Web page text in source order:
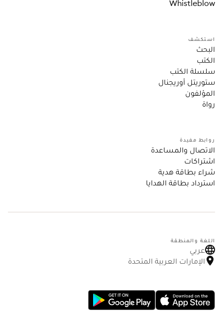
Whistleblow
استكشف
البحث
الكتب
سلسلة الكتب
ستوريتل أوريجنال
المؤلفون
رواة
روابط مفيدة
الاتصال والمساعدة
اشتراكات
شراء بطاقة هدية
استرداد بطاقة الهدايا
اللغة والمنطقة
عربي
الإمارات العربية المتحدة